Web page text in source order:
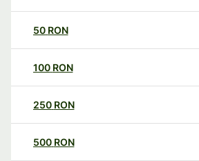
50 RON
100 RON
250 RON
500 RON